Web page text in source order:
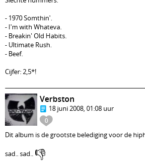
- 1970 Somthin'.
- I'm with Whateva.
- Breakin' Old Habits.
- Ultimate Rush.
- Beef.
Cijfer: 2,5*!
0
Verbston
18 juni 2008, 01:08 uur
Dit album is de grootste belediging voor de
sad.. sad.. 👎